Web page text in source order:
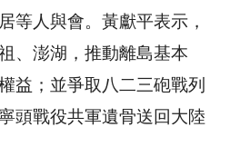
等人與會。黃獻平表示，
、澎湖，推動離島基本
益；並爭取八二三砲戰列
頭戰役共軍遺骨送回大陸